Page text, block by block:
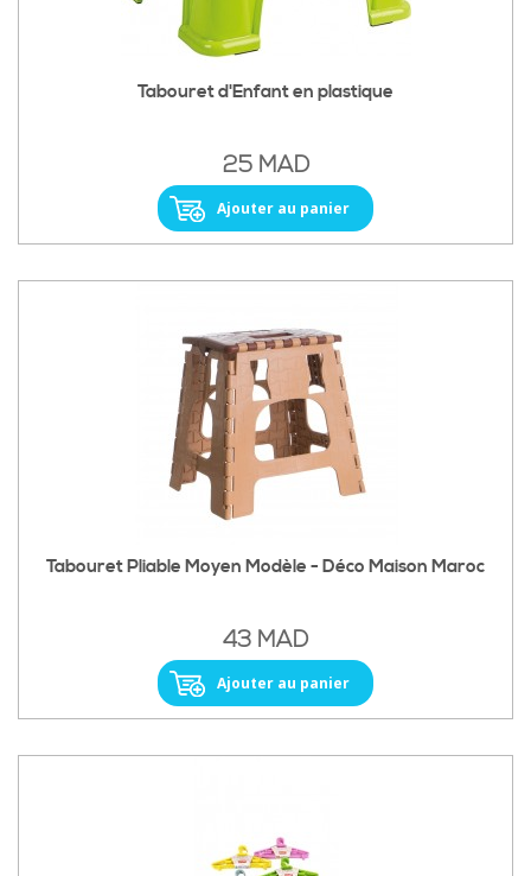
Tabouret d'Enfant en plastique
25 MAD
Ajouter au panier
Tabouret Pliable Moyen Modèle - Déco Maison Maroc
43 MAD
Ajouter au panier